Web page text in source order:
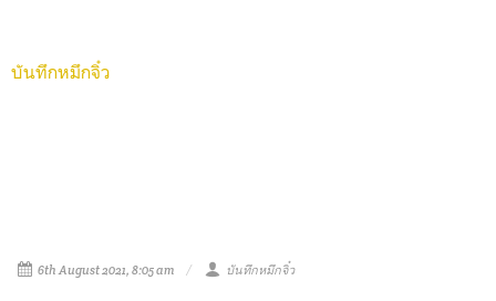
บันทึกหมึกจิ๋ว
6th August 2021, 8:05 am บันทึกหมึกจิ๋ว